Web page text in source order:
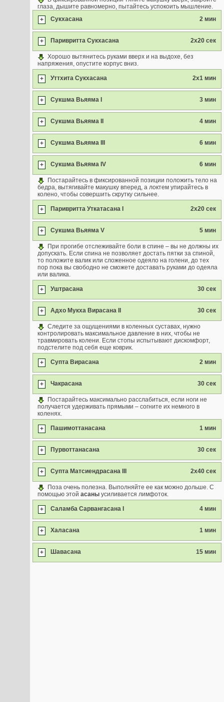
глаза, дышите равномерно, пытайтесь успокоить мышление.
+
Сукхасана 2 мин
+ Паривритта Сукхасана 2x20 сек
Хорошо вытянитесь руками вверх и на выдохе, без
напряжения, опустите корпус вниз.
+ Уттхита Сукхасана 2x1 мин
+ Сукшма Вьяяма I 3 мин
+ Сукшма Вьяяма II 4 мин
+ Сукшма Вьяяма III 6 мин
+ Сукшма Вьяяма IV 6 мин
Постарайтесь в фиксированной позиции положить тело на
бедра, вытягивайте макушку вперед, а локтем упирайтесь в
колено, чтобы совершить скрутку сильнее.
+ Паривритта Уткатасана I 2x20 сек
+ Сукшма Вьяяма V 5 мин
При прогибе отслеживайте боли в спине – вы не должны их
допускать. Если спина не позволяет достать пятки за спиной,
то положите валик или сложенное одеяло на голени, до тех
пор пока вы свободно не сможете доставать руками до одеяла
или валика.
+ Уштрасана 30 сек
+ Адхо Мукха Вирасана II 30 сек
Следите за ощущениями в коленных суставах, нужно
контролировать максимальное давление в них, чтобы не
травмировать колени. Если стопы испытывают дискомфорт,
подстелите под себя еще коврик.
+ Супта Вирасана 2 мин
+ Чакрасана 30 сек
Постарайтесь максимально расслабиться, если ноги не
получается удерживать прямыми – согните их немного в
коленях.
+ Пашимоттанасана 1 мин
+ Пурвоттанасана 30 сек
+ Супта Матсиендрасана III 2x40 сек
Поза очень полезна. Выполняйте ее как можно дольше. С
помощью этой асаны усиливается лимфоток.
+ Саламба Сарвангасана I 4 мин
+ Халасана 1 мин
+ Шавасана 15 мин